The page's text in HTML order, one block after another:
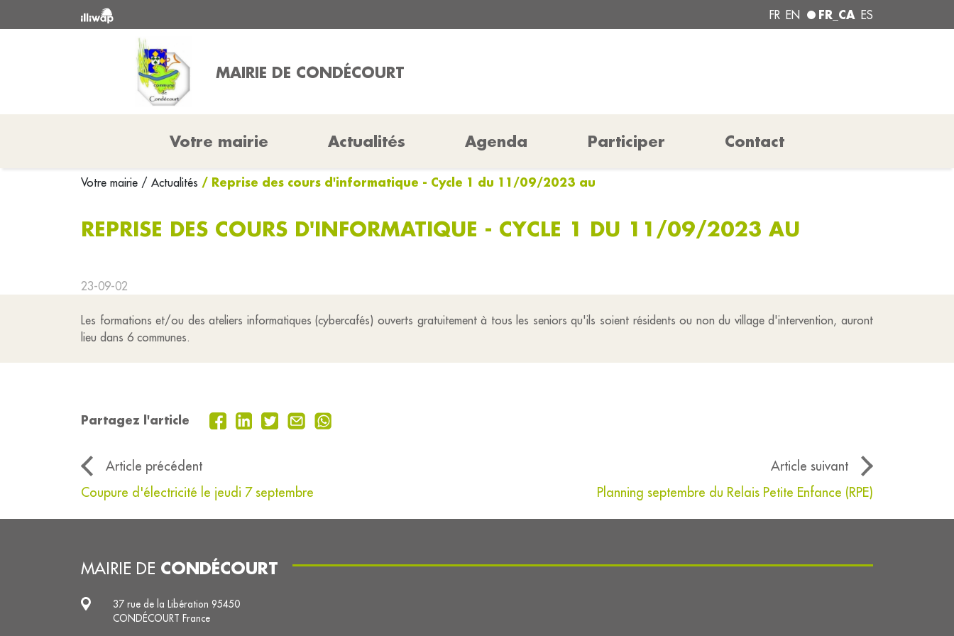
FR EN FR_CA ES
MAIRIE DE CONDÉCOURT
Votre mairie Actualités Agenda Participer Contact
Votre mairie / Actualités / Reprise des cours d'informatique - Cycle 1 du 11/09/2023 au
REPRISE DES COURS D'INFORMATIQUE - CYCLE 1 DU 11/09/2023 AU
23-09-02
Les formations et/ou des ateliers informatiques (cybercafés) ouverts gratuitement à tous les seniors qu'ils soient résidents ou non du village d'intervention, auront
lieu dans 6 communes.
Partagez l'article
Article précédent
Article suivant
Coupure d'électricité le jeudi 7 septembre
Planning septembre du Relais Petite Enfance (RPE)
MAIRIE DE CONDÉCOURT
37 rue de la Libération 95450
CONDÉCOURT France